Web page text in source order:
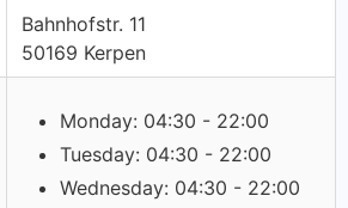
Bahnhofstr. 11
50169 Kerpen
Monday: 04:30 - 22:00
Tuesday: 04:30 - 22:00
Wednesday: 04:30 - 22:00